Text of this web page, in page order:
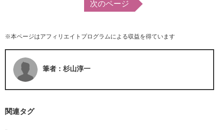
次のページ
※本ページはアフィリエイトプログラムによる収益を得ています
筆者：杉山淳一
関連タグ